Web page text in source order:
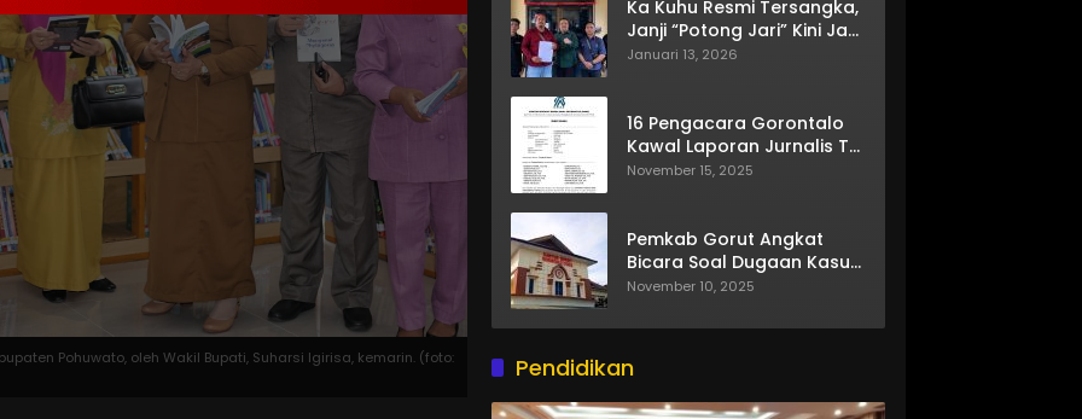
Pohuwato, oleh Wakil Bupati, Suharsi Igirisa, kemarin. (foto:
Ka Kuhu Resmi Tersangka,
Janji “Potong Jari” Kini Jadi
Bumerang
Januari 13, 2026
16 Pengacara Gorontalo
Kawal Laporan Jurnalis TV
One
November 15, 2025
Pemkab Gorut Angkat
Bicara Soal Dugaan Kasus
Asusila Oknum ASN
November 10, 2025
Pendidikan